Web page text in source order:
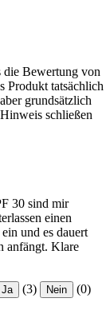
die Bewertung von
Produkt tatsächlich
grundsätzlich
Hinweis schließen
30 sind mir
einen
und es dauert
anfängt. Klare
Ja (3) Nein (0)